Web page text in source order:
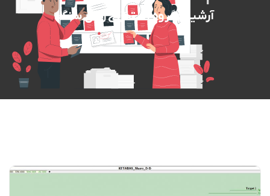
آرشیـو : گروه استخراج زغال سنگ